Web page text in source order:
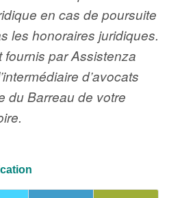
en cas de poursuite
les honoraires juridiques.
par Assistenza
d’avocats
du Barreau de votre